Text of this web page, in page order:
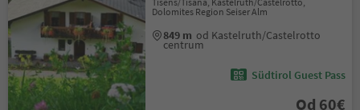
Dolomites Region Seiser Alm
849 m od Kastelruth/Castelrotto
centrum
Südtirol Guest Pass
Od 60€